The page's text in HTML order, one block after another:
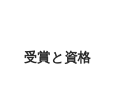
受賞と資格